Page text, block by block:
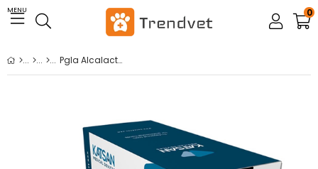
MENU 0
Pgla Alcalactine 3/0 75 Cm 1/2 Keskin